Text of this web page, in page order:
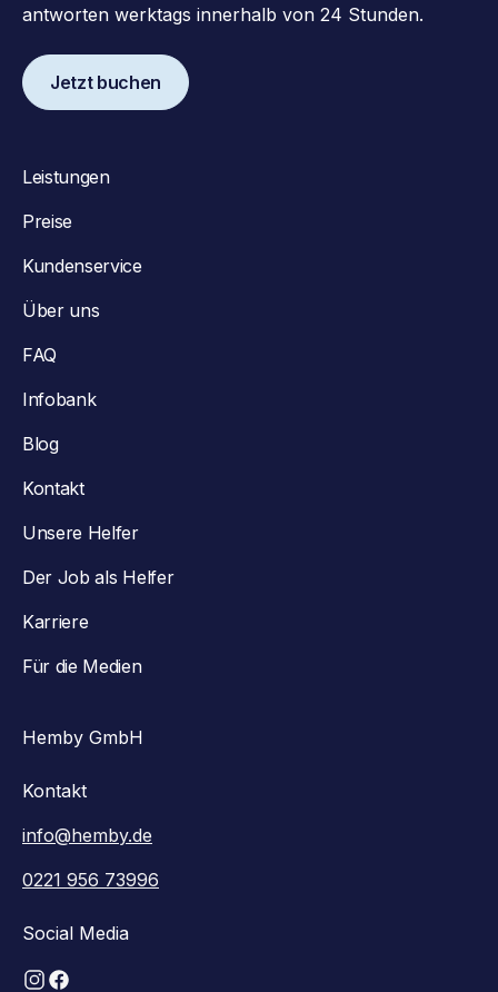
antworten werktags innerhalb von 24 Stunden.
Jetzt buchen
Leistungen
Preise
Kundenservice
Über uns
FAQ
Infobank
Blog
Kontakt
Unsere Helfer
Der Job als Helfer
Karriere
Für die Medien
Hemby GmbH
Kontakt
info@hemby.de
0221 956 73996
Social Media